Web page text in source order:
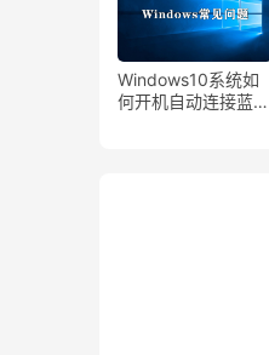
Windows10系统如
何开机自动连接蓝牙